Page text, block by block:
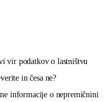
vir podatkov o lastništvu
in česa ne?
informacije o nepremičnini